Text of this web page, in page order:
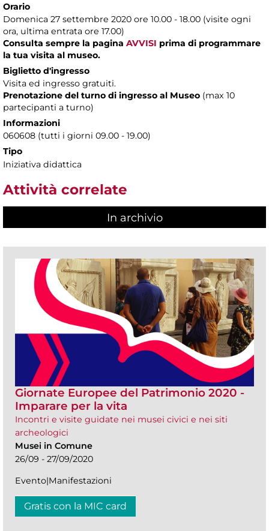
Orario
Domenica 27 settembre 2020 ore 10.00 - 18.00 (visite ogni
ora, ultima entrata ore 17.00)
Consulta sempre la pagina AVVISI prima di programmare
la tua visita al museo.
Biglietto d'ingresso
Visita ed ingresso gratuiti.
Prenotazione del turno di ingresso al Museo (max 10
partecipanti a turno)
Informazioni
060608 (tutti i giorni 09.00 - 19.00)
Tipo
Iniziativa didattica
Attività correlate
In archivio
Giornate Europee del Patrimonio 2020 -
Imparare per la vita
Incontri e visite guidate nei musei civici e nei siti
archeologici
Musei in Comune
26/09 - 27/09/2020
Evento|Manifestazioni
Gratis con la MIC card